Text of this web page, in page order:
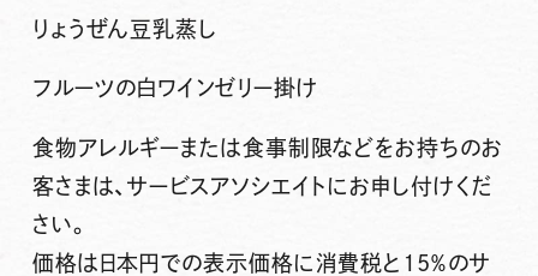
りょうぜん豆乳蒸し
フルーツの白ワインゼリー掛け
食物アレルギーまたは食事制限などをお持ちのお
客さまは、サービスアソシエイトにお申し付けくだ
さい。
価格は日本円での表示価格に消費税と15％のサ